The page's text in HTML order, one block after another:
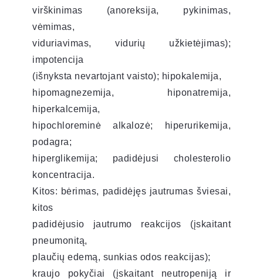
virškinimas (anoreksija, pykinimas,
vėmimas,
viduriavimas, vidurių užkietėjimas);
impotencija
(išnyksta nevartojant vaisto); hipokalemija,
hipomagnezemija, hiponatremija,
hiperkalcemija,
hipochloreminė alkalozė; hiperurikemija,
podagra;
hiperglikemija; padidėjusi cholesterolio
koncentracija.
Kitos: bėrimas, padidėjęs jautrumas šviesai,
kitos
padidėjusio jautrumo reakcijos (įskaitant
pneumonitą,
plaučių edemą, sunkias odos reakcijas);
kraujo pokyčiai (įskaitant neutropeniją ir